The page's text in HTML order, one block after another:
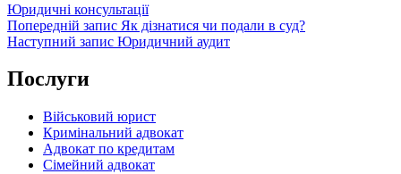
Категорії
Юридичні консультації
Навігація
записів
Попередній
запис
Попередній запис Як дізнатися чи подали в суд?
Наступний
Наступний запис Юридичний аудит
Послуги
Військовий юрист
Кримінальний адвокат
Адвокат по кредитам
Сімейний адвокат